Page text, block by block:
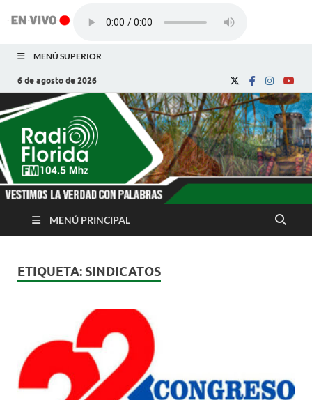
MENÚ SUPERIOR
6 de agosto de 2026
Radio Florida de
Cuba
Noticias y Actualidades de Florida, Camagüey,
MENÚ PRINCIPAL
ETIQUETA: SINDICATOS